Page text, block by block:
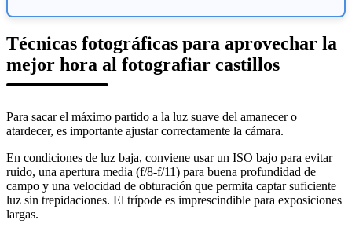
Técnicas fotográficas para aprovechar la
mejor hora al fotografiar castillos
Para sacar el máximo partido a la luz suave del amanecer o
atardecer, es importante ajustar correctamente la cámara.
En condiciones de luz baja, conviene usar un ISO bajo para evitar
ruido, una apertura media (f/8-f/11) para buena profundidad de
campo y una velocidad de obturación que permita captar suficiente
luz sin trepidaciones. El trípode es imprescindible para exposiciones
largas.